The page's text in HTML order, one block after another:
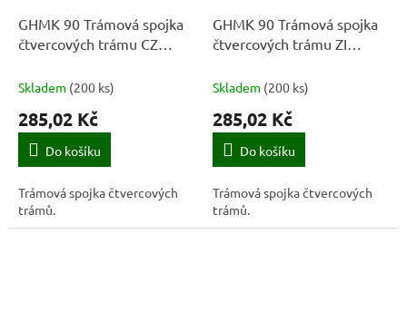
GHMK 90 Trámová spojka
čtvercových trámu CZ
Skladem (200 ks)
285,02 Kč
Do košíku
Trámová spojka čtvercových
trámů.
GHMK 90 Trámová spojka
čtvercových trámu ZI
Skladem (200 ks)
285,02 Kč
Do košíku
Trámová spojka čtvercových
trámů.